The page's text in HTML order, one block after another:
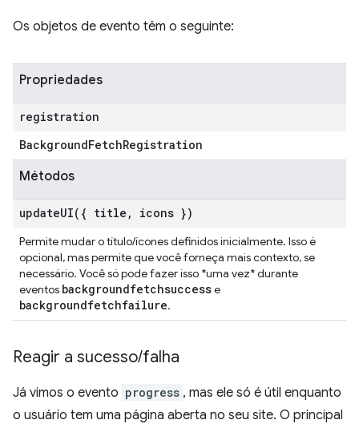
Os objetos de evento têm o seguinte:
Propriedades
registration
BackgroundFetchRegistration
Métodos
updateUI( { title , icons })
Permite mudar o título/ícones definidos inicialmente. Isso é
opcional, mas permite que você forneça mais contexto, se
necessário. Você só pode fazer isso *uma vez* durante
eventos backgroundfetchsuccesse
backgroundfetchfailure.
Reagir a sucesso/falha
Já vimos o evento progress , mas ele só é útil enquanto
o usuário tem uma página aberta no seu site. O principal